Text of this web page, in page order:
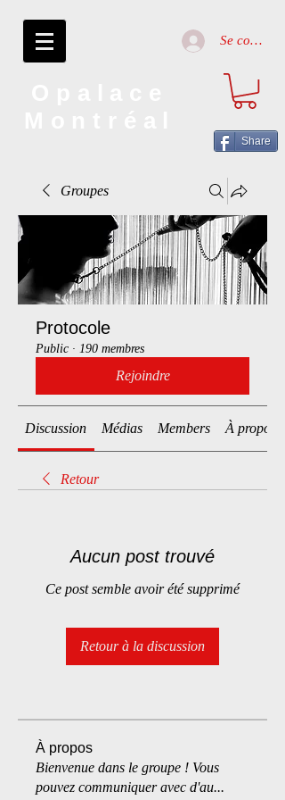
Se connecter
Share
Groupes
Protocole
Public · 190 membres
Rejoindre
Discussion Médias Members À propos
Retour
Aucun post trouvé
Ce post semble avoir été supprimé
Retour à la discussion
À propos
Bienvenue dans le groupe ! Vous
pouvez communiquer avec d'au...